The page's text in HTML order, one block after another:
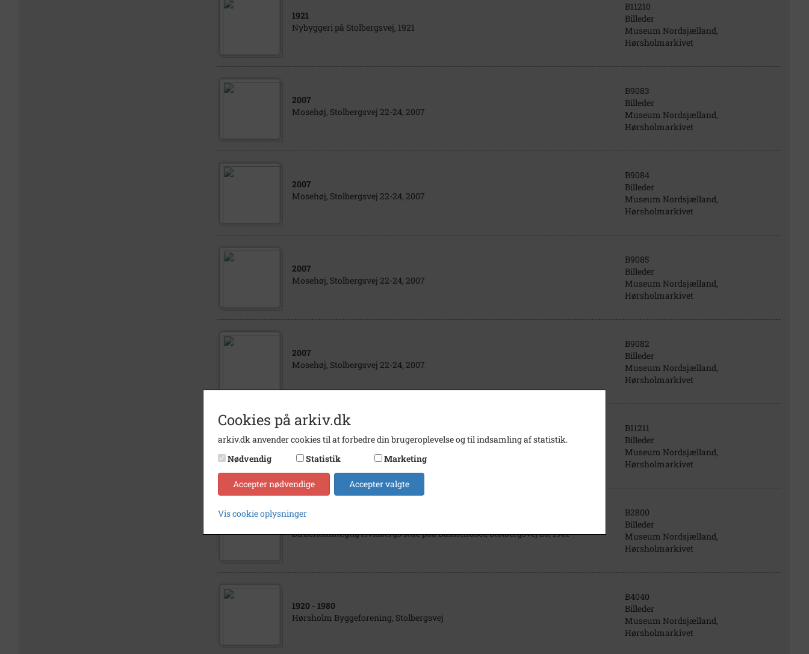
1921
Nybyggeri på Stolbergsvej, 1921
B11210
Billeder
Museum Nordsjælland,
Hørsholmarkivet
2007
Mosehøj, Stolbergsvej 22-24, 2007
B9083
Billeder
Museum Nordsjælland,
Hørsholmarkivet
2007
Mosehøj, Stolbergsvej 22-24, 2007
B9084
Billeder
Museum Nordsjælland,
Hørsholmarkivet
2007
Mosehøj, Stolbergsvej 22-24, 2007
B9085
Billeder
Museum Nordsjælland,
Hørsholmarkivet
2007
Mosehøj, Stolbergsvej 22-24, 2007
B9082
Billeder
Museum Nordsjælland,
Hørsholmarkivet
1970- 1981
B11211
Billeder
Museum Nordsjælland,
Hørsholmarkivet
1901
Birkefuldmægtig Hvidbergs stue paa Bakkehuset, Stolbergsvej 20, 1901
B2800
Billeder
Museum Nordsjælland,
Hørsholmarkivet
1920 - 1980
Hørsholm Byggeforening, Stolbergsvej
B4040
Billeder
Museum Nordsjælland,
Hørsholmarkivet
Cookies på arkiv.dk
arkiv.dk anvender cookies til at forbedre din brugeroplevelse og til indsamling af statistik.
Nødvendig
Statistik Marketing
Accepter nødvendige Accepter valgte
Vis cookie oplysninger